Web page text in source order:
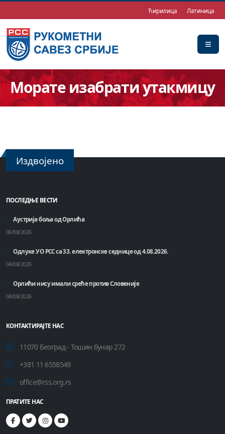
Ћирилица Латиница
Морате изабрати утакмицу
Издвојено
ПОСЛЕДЊЕ ВЕСТИ
Аустрија боља од Орлића
06/08/2026
Одлуке УО РСС са 33. електронске седнице од 4.08.2026.
04/08/2026
Орлићи нису имали среће против Словеније
04/08/2026
КОНТАКТИРАЈТЕ НАС
11070 Београд - Тошин бунар 272
+381 11 6558549
office@rss.org.rs
ПРАТИТЕ НАС